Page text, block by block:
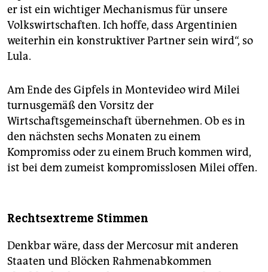
heimische Land- und Vieh­wirtschaft warnen.
Kapitalismuskritische Stimmen bemängeln
grundsätzlich, dass Freihandelsabkommen meist
große Konzerne gegenüber kleineren Betrieben
er ist ein wichtiger Mechanismus für unsere
Volkswirtschaften. Ich hoffe, dass Argentinien
weiterhin ein konstruktiver Partner sein wird“, so
Lula.
Am Ende des Gipfels in Montevideo wird Milei
turnusgemäß den Vorsitz der
Wirtschaftsgemeinschaft übernehmen. Ob es in
den nächsten sechs Monaten zu einem
Kompromiss oder zu ­einem Bruch kommen wird,
ist bei dem zumeist kompromisslosen Milei offen.
Rechtsextreme Stimmen
Denkbar wäre, dass der Mercosur mit anderen
Staaten und Blöcken Rahmenabkommen